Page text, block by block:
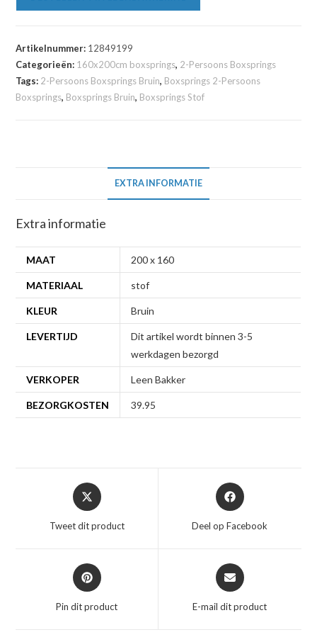
Artikelnummer: 12849199
Categorieën: 160x200cm boxsprings, 2-Persoons Boxsprings
Tags: 2-Persoons Boxsprings Bruin, Boxsprings 2-Persoons
Boxsprings, Boxsprings Bruin, Boxsprings Stof
EXTRA INFORMATIE
Extra informatie
MAAT 200 x 160
MATERIAAL stof
KLEUR Bruin
LEVERTIJD
Dit artikel wordt binnen 3-5
werkdagen bezorgd
VERKOPER Leen Bakker
BEZORGKOSTEN 39.95
Opent
in
nieuw
Tweet dit product
Opent
in
nieuw
Deel op Facebook
Opent
in
nieuw
Pin dit product
Opent
in
nieuw
E-mail dit product